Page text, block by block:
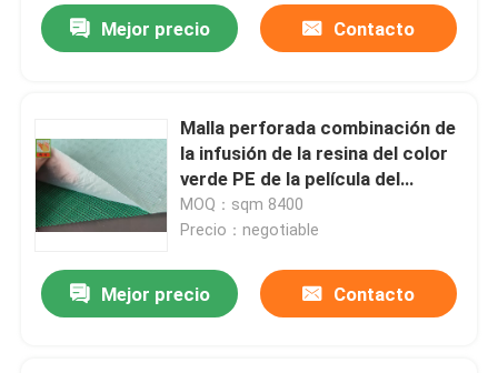
Mejor precio Contacto
Malla perforada combinación de
la infusión de la resina del color
verde PE de la película del
lanzamiento
MOQ：sqm 8400
Precio：negotiable
Mejor precio Contacto